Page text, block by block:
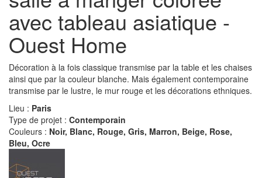
avec tableau asiatique -
Ouest Home
Décoration à la fois classique transmise par la table et les chaises
ainsi que par la couleur blanche. Mais également contemporaine
transmise par le lustre, le mur rouge et les décorations ethniques.
Lieu : Paris
Type de projet : Contemporain
Couleurs : Noir, Blanc, Rouge, Gris, Marron, Beige, Rose,
Bleu, Ocre